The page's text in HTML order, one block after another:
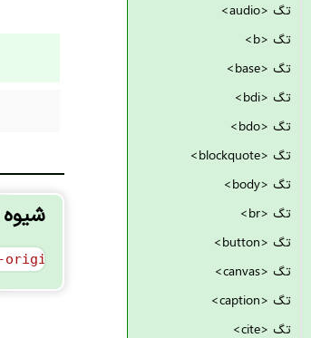
origin|strict-origin-when-cross-
تگ <audio>
تگ <b>
تگ <base>
تگ <bdi>
تگ <bdo>
تگ <blockquote>
تگ <body>
تگ <br>
تگ <button>
تگ <canvas>
تگ <caption>
تگ <cite>